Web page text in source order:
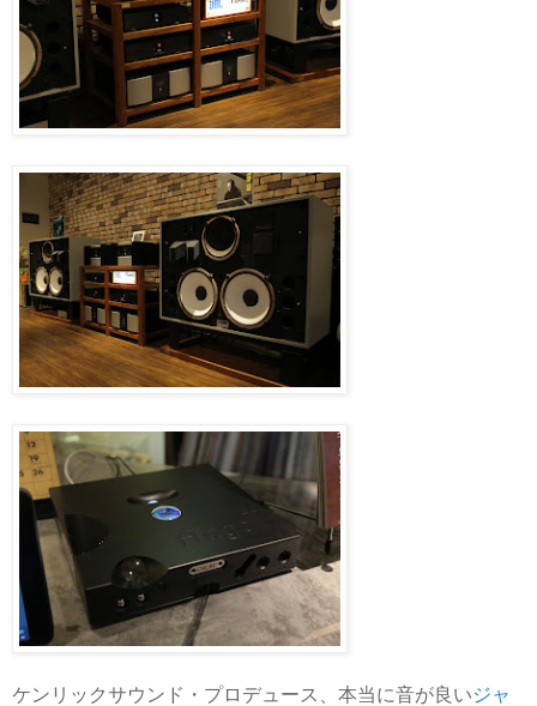
ケンリックサウンド・プロデュース、本当に音が良いジャ